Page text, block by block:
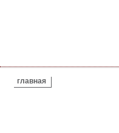
ВЫ ЗДЕСЬ
главная